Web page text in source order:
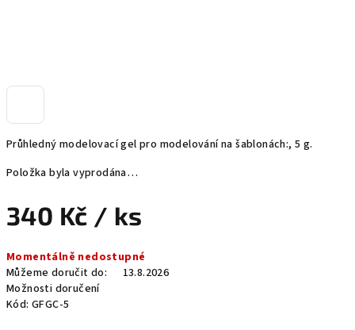
Průhledný modelovací gel pro modelování na šablonách:, 5 g.
Položka byla vyprodána…
340 Kč / ks
cena:
Momentálně nedostupné
Můžeme doručit do:
13.8.2026
Možnosti doručení
Kód: GFGC-5